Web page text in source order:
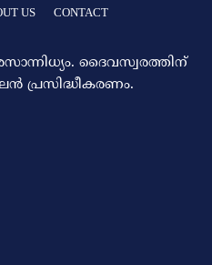
US CONTACT
ദൈവസ്വരത്തിന്‌